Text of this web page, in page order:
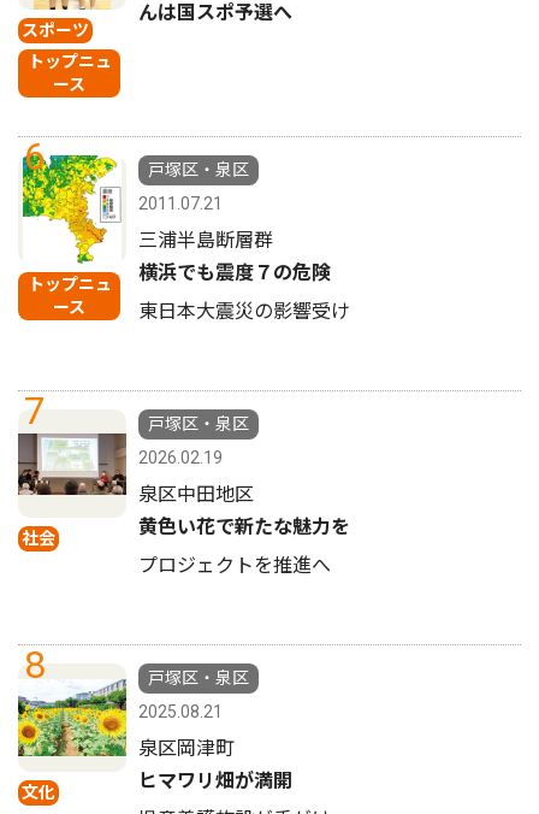
スポーツ
トップニュ
ース
んは国スポ予選へ
6
トップニュ
ース
戸塚区・泉区
2011.07.21
三浦半島断層群
横浜でも震度７の危険
東日本大震災の影響受け
7
社会
戸塚区・泉区
2026.02.19
泉区中田地区
黄色い花で新たな魅力を
プロジェクトを推進へ
8
文化
戸塚区・泉区
2025.08.21
泉区岡津町
ヒマワリ畑が満開